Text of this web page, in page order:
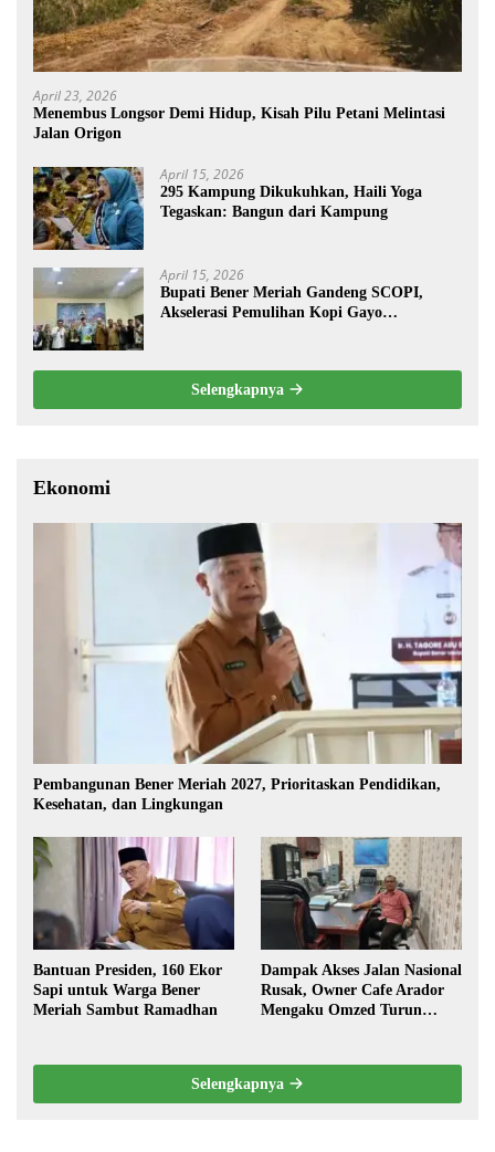
April 23, 2026
Menembus Longsor Demi Hidup, Kisah Pilu Petani Melintasi
Jalan Origon
April 15, 2026
295 Kampung Dikukuhkan, Haili Yoga
Tegaskan: Bangun dari Kampung
April 15, 2026
Bupati Bener Meriah Gandeng SCOPI,
Akselerasi Pemulihan Kopi Gayo
Selengkapnya
Ekonomi
Pembangunan Bener Meriah 2027, Prioritaskan Pendidikan,
Kesehatan, dan Lingkungan
Bantuan Presiden, 160 Ekor
Sapi untuk Warga Bener
Meriah Sambut Ramadhan
Dampak Akses Jalan Nasional
Rusak, Owner Cafe Arador
Mengaku Omzed Turun
Selengkapnya